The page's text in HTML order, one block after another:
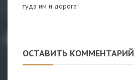
туда им и дорога!
ОСТАВИТЬ КОММЕНТАРИЙ